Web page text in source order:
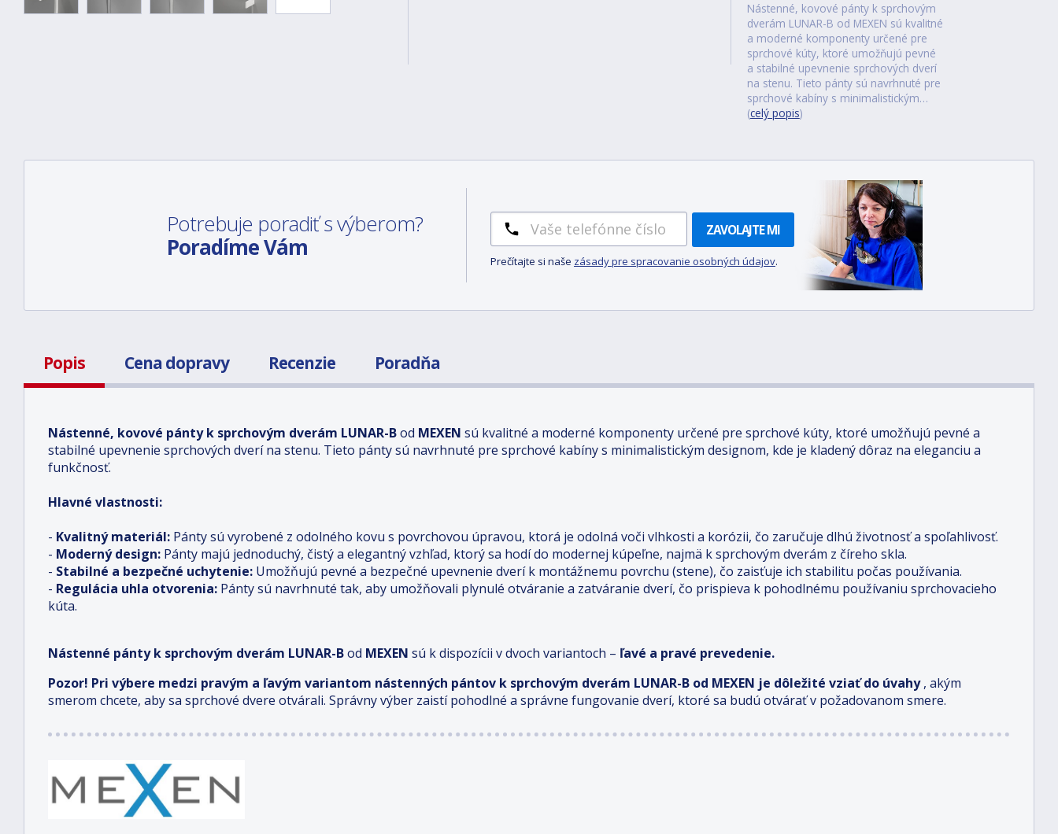
Nástenné, kovové pánty k sprchovým
dverám LUNAR-B od MEXEN sú kvalitné
a moderné komponenty určené pre
sprchové kúty, ktoré umožňujú pevné
a stabilné upevnenie sprchových dverí
na stenu. Tieto pánty sú navrhnuté pre
sprchové kabíny s minimalistickým…
(celý popis)
Potrebuje poradiť s výberom?
Poradíme Vám
ZAVOLAJTE MI
Prečítajte si naše zásady pre spracovanie osobných údajov.
Popis Cena dopravy Recenzie Poradňa
Nástenné, kovové pánty k sprchovým dverám LUNAR-Bod MEXEN sú kvalitné a moderné komponenty určené pre sprchové kúty, ktoré umožňujú pevné a
stabilné upevnenie sprchových dverí na stenu. Tieto pánty sú navrhnuté pre sprchové kabíny s minimalistickým designom, kde je kladený dôraz na eleganciu a
funkčnosť.
Hlavné vlastnosti:
- Kvalitný materiál: Pánty sú vyrobené z odolného kovu s povrchovou úpravou, ktorá je odolná voči vlhkosti a korózii, čo zaručuje dlhú životnosť a spoľahlivosť.
- Moderný design: Pánty majú jednoduchý, čistý a elegantný vzhľad, ktorý sa hodí do modernej kúpeľne, najmä k sprchovým dverám z číreho skla.
- Stabilné a bezpečné uchytenie: Umožňujú pevné a bezpečné upevnenie dverí k montážnemu povrchu (stene), čo zaisťuje ich stabilitu počas používania.
- Regulácia uhla otvorenia: Pánty sú navrhnuté tak, aby umožňovali plynulé otváranie a zatváranie dverí, čo prispieva k pohodlnému používaniu sprchovacieho
kúta.
Nástenné pánty k sprchovým dverám LUNAR-Bod MEXEN sú k dispozícii v dvoch variantoch – ľavé a pravé prevedenie.
Pozor! Pri výbere medzi pravým a ľavým variantom nástenných pántov k sprchovým dverám LUNAR-B od MEXEN je dôležité vziať do úvahy, akým
smerom chcete, aby sa sprchové dvere otvárali. Správny výber zaistí pohodlné a správne fungovanie dverí, ktoré sa budú otvárať v požadovanom smere.